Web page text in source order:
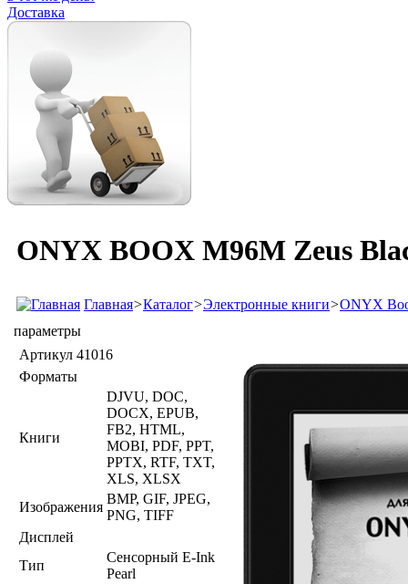
Доставка
ONYX BOOX M96M Zeus
Главная>Каталог>Электронные книги>ONYX
параметры
Артикул 41016
Форматы
Книги
DJVU, DOC,
DOCX, EPUB,
FB2, HTML,
MOBI, PDF, PPT,
PPTX, RTF, TXT,
XLS, XLSX
Изображения
BMP, GIF, JPEG,
PNG, TIFF
Дисплей
Тип
Сенсорный E-Ink
Pearl